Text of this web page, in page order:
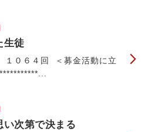
生徒
１０６４回 ＜募金活動に立
い次第で決まる